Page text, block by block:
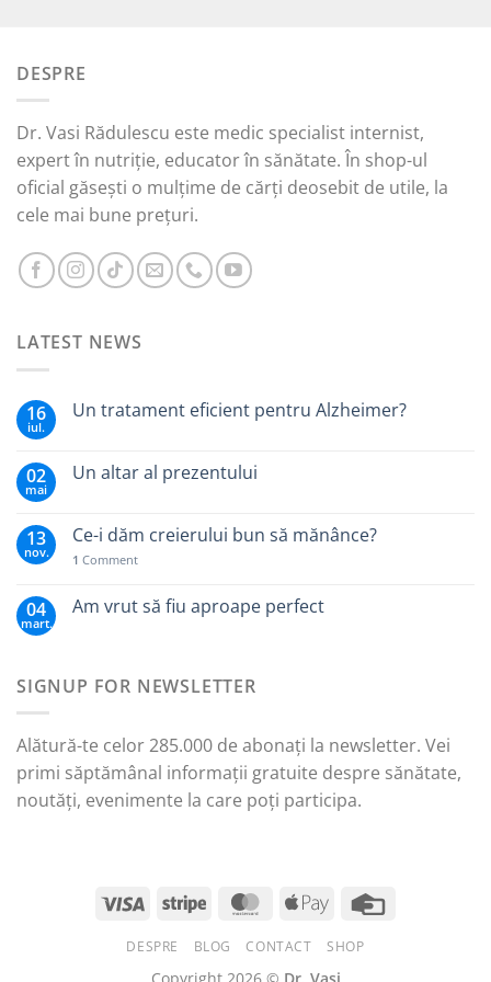
DESPRE
Dr. Vasi Rădulescu este medic specialist internist,
expert în nutriție, educator în sănătate. În shop-ul
oficial găsești o mulțime de cărți deosebit de utile, la
cele mai bune prețuri.
LATEST NEWS
16
iul.
Un tratament eficient pentru Alzheimer?
02
mai
Un altar al prezentului
13
nov.
Ce-i dăm creierului bun să mănânce?
1 Comment
04
mart.
Am vrut să fiu aproape perfect
SIGNUP FOR NEWSLETTER
Alătură-te celor 285.000 de abonați la newsletter. Vei
primi săptămânal informații gratuite despre sănătate,
noutăți, evenimente la care poți participa.
DESPRE BLOG CONTACT SHOP